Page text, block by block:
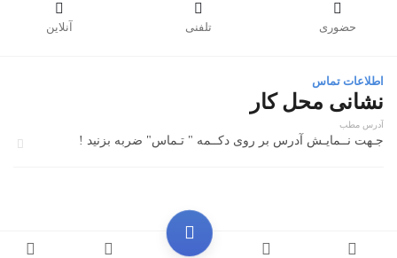

حضوری

تلفنی

آنلاین
اطلاعات تماس
نشانی محل کار
آدرس مطب
جـهت نــمایـش آدرس بر روی دکــمه " تـماس" ضربه بزنید !